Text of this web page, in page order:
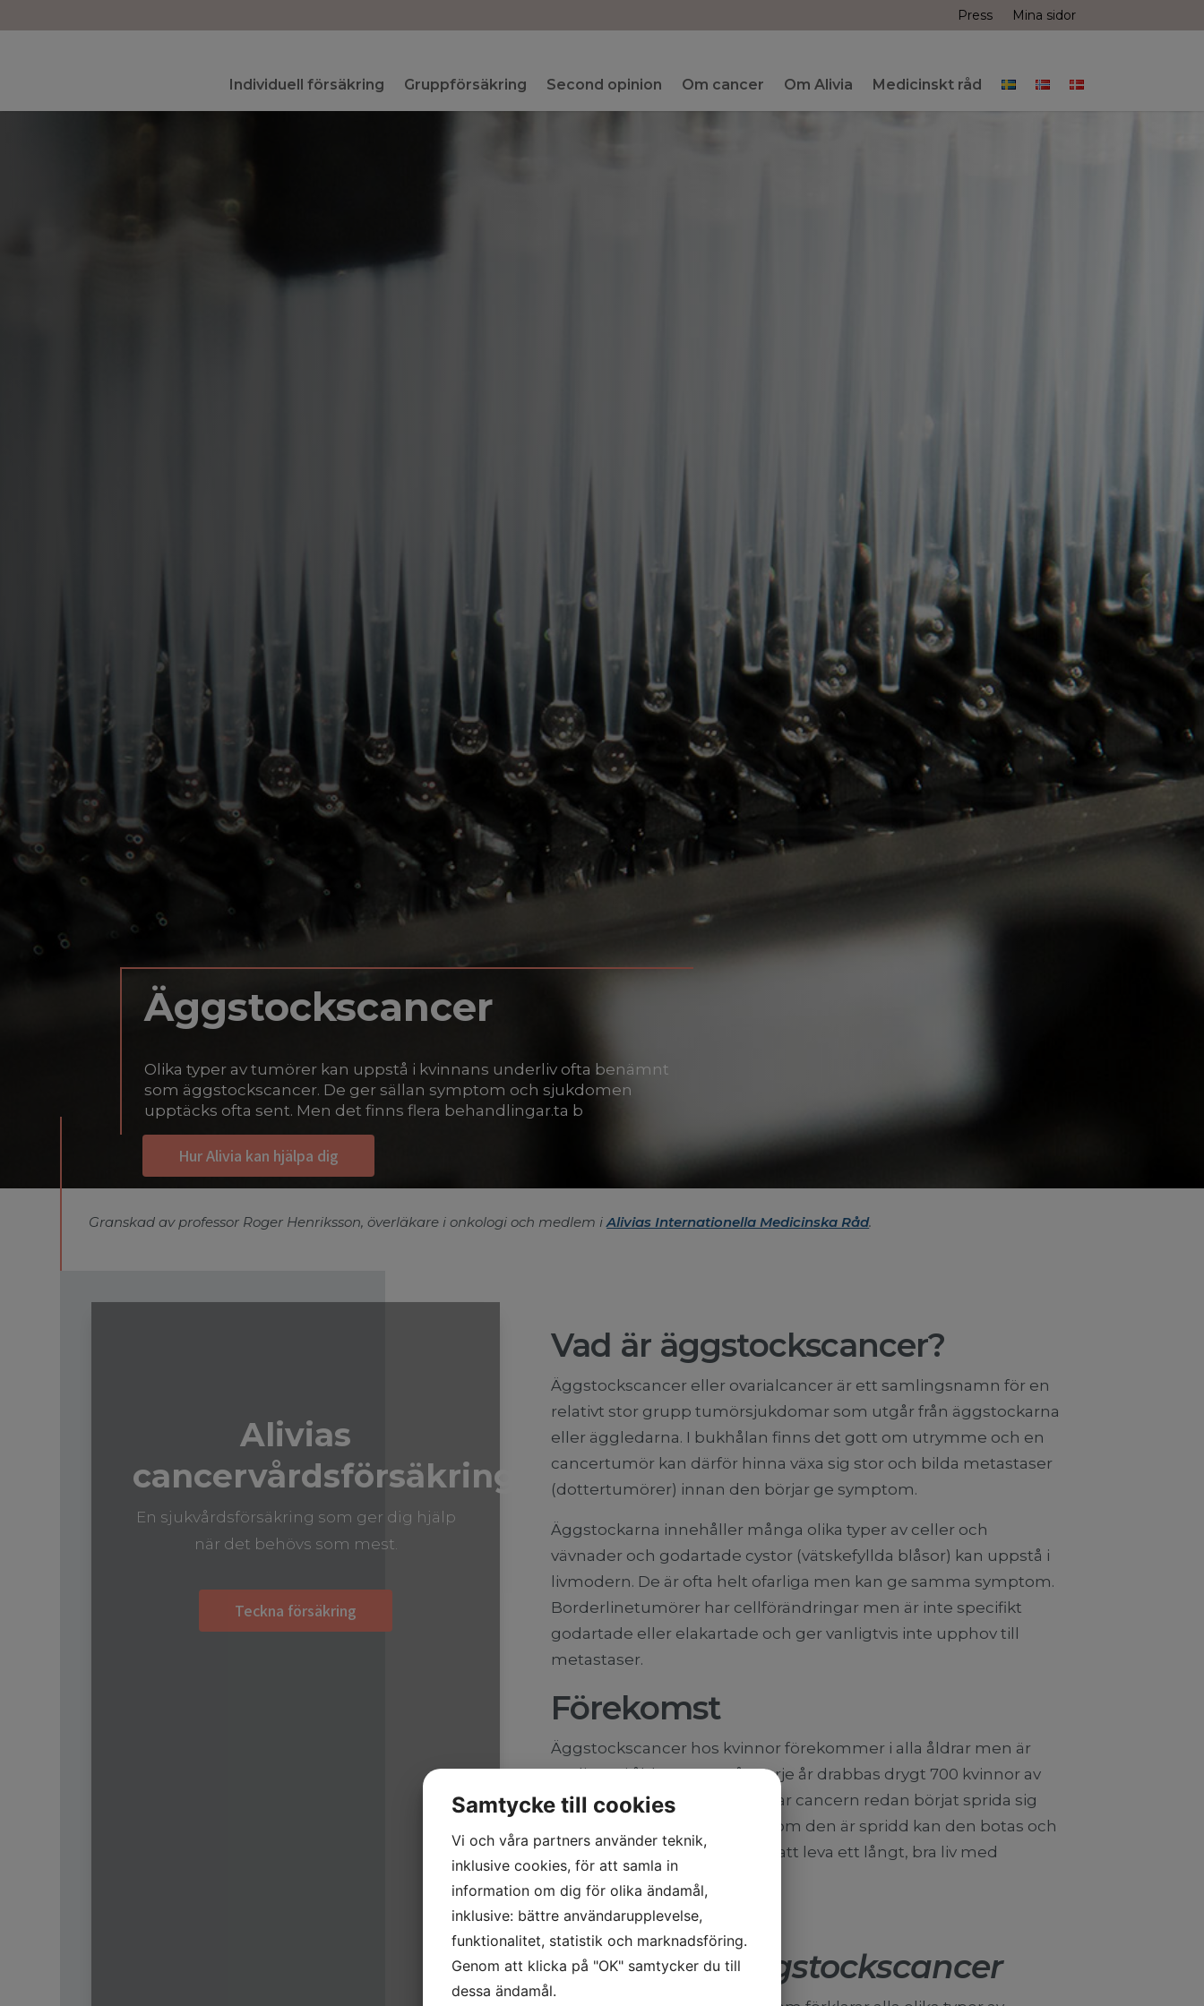
Press Mina sidor
Individuell försäkring Gruppförsäkring Second opinion Om cancer Om Alivia Medicinskt råd
Äggstockscancer
Olika typer av tumörer kan uppstå i kvinnans underliv ofta benämnt
som äggstockscancer. De ger sällan symptom och sjukdomen
upptäcks ofta sent. Men det finns flera behandlingar.ta b
Hur Alivia kan hjälpa dig
Granskad av professor Roger Henriksson, överläkare i onkologi och medlem iAlivias Internationella Medicinska Råd.
Alivias
cancervårdsförsäkring
En sjukvårdsförsäkring som ger dig hjälp
när det behövs som mest.
Teckna försäkring
Vad är äggstockscancer?
Äggstockscancer eller ovarialcancer är ett samlingsnamn för en
relativt stor grupp tumörsjukdomar som utgår från äggstockarna
eller äggledarna. I bukhålan finns det gott om utrymme och en
cancertumör kan därför hinna växa sig stor och bilda metastaser
(dottertumörer) innan den börjar ge symptom.
Äggstockarna innehåller många olika typer av celler och
vävnader och godartade cystor (vätskefyllda blåsor) kan uppstå i
livmodern. De är ofta helt ofarliga men kan ge samma symptom.
Borderlinetumörer har cellförändringar men är inte specifikt
godartade eller elakartade och ger vanligtvis inte upphov till
metastaser.
Förekomst
Äggstockscancer hos kvinnor förekommer i alla åldrar men är
vanligast i åldern 55–65 år. Varje år drabbas drygt 700 kvinnor av
cancer i äggstockarna. Ofta har cancern redan börjat sprida sig
när den upptäcks. Men även om den är spridd kan den botas och
med rätt behandling går det att leva ett långt, bra liv med
sjukdomen.
Orsakertill äggstockscancer
Samtycke till cookies
Vi och våra partners använder teknik,
inklusive cookies, för att samla in
information om dig för olika ändamål,
inklusive: bättre användarupplevelse,
funktionalitet, statistik och marknadsföring.
Genom att klicka på "OK" samtycker du till
dessa ändamål.